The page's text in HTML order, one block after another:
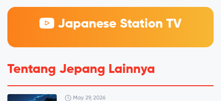
Japanese Station TV
Tentang Jepang Lainnya
May 29, 2026